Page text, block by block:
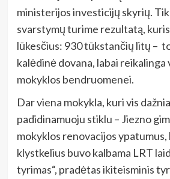
ministerijos investicijų skyrių.
svarstymų turime rezultatą,
lūkesčius: 930 tūkstančių litų –
kalėdinė dovana, labai reikalinga
mokyklos bendruomenei.
Dar viena mokykla, kuri vis
padidinamuoju stiklu – Jiezno
mokyklos renovacijos ypatumus,
klystkelius buvo kalbama LRT
tyrimas“, pradėtas ikiteisminis